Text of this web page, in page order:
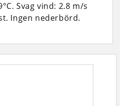
Svag vind: 2.8 m/s
Ingen nederbörd.